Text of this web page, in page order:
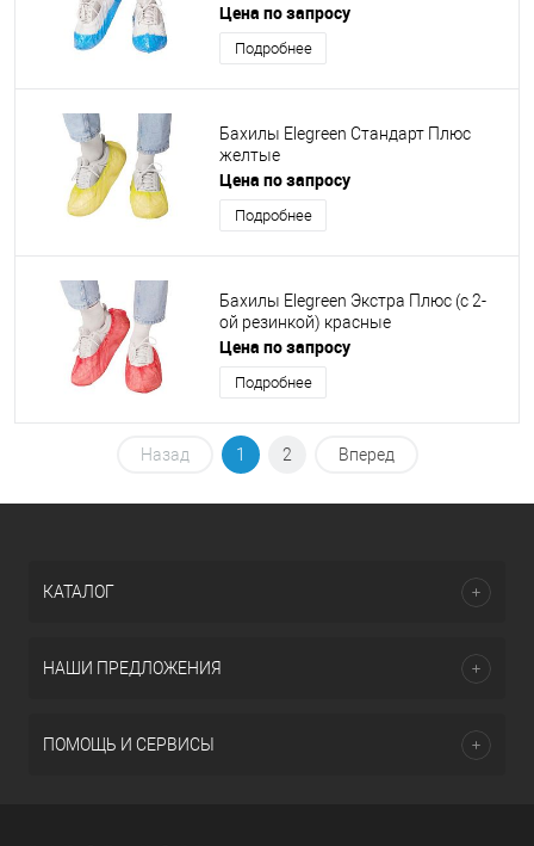
Цена по запросу
Подробнее
Бахилы Elegreen Стандарт Плюс
желтые
Цена по запросу
Подробнее
Бахилы Elegreen Экстра Плюс (с 2-
ой резинкой) красные
Цена по запросу
Подробнее
Назад 1 2 Вперед
КАТАЛОГ
НАШИ ПРЕДЛОЖЕНИЯ
ПОМОЩЬ И СЕРВИСЫ